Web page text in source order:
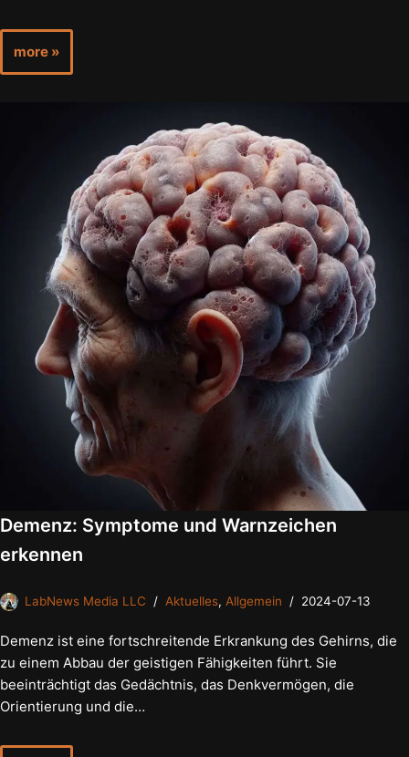
more »
Demenz: Symptome und Warnzeichen
erkennen
LabNews Media LLC Aktuelles, Allgemein 2024-07-13
Demenz ist eine fortschreitende Erkrankung des Gehirns, die
zu einem Abbau der geistigen Fähigkeiten führt. Sie
beeinträchtigt das Gedächtnis, das Denkvermögen, die
Orientierung und die…